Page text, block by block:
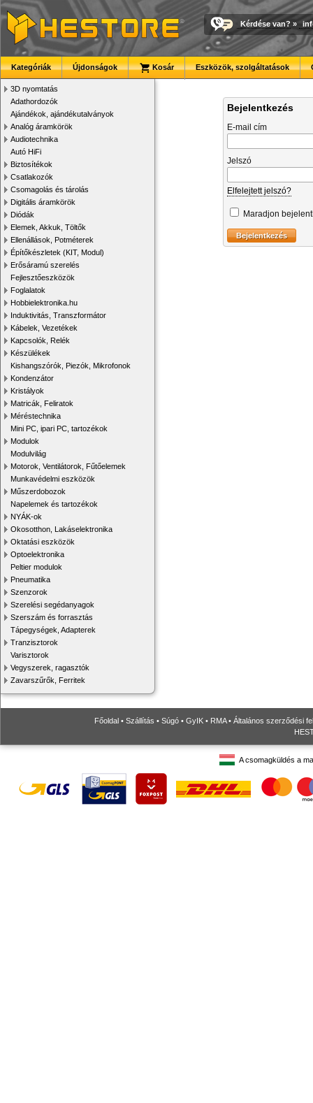
Kérdése van? »
Kategóriák Újdonságok Kosár Eszközök, szolgáltatások
3D nyomtatás
Adathordozók
Ajándékok, ajándékutalványok
Analóg áramkörök
Audiotechnika
Autó HiFi
Biztosítékok
Csatlakozók
Csomagolás és tárolás
Digitális áramkörök
Diódák
Elemek, Akkuk, Töltők
Ellenállások, Potméterek
Építőkészletek (KIT, Modul)
Erősáramú szerelés
Fejlesztőeszközök
Foglalatok
Hobbielektronika.hu
Induktivitás, Transzformátor
Kábelek, Vezetékek
Kapcsolók, Relék
Készülékek
Kishangszórók, Piezók, Mikrofonok
Kondenzátor
Kristályok
Matricák, Feliratok
Méréstechnika
Mini PC, ipari PC, tartozékok
Modulok
Modulvilág
Motorok, Ventilátorok, Fűtőelemek
Munkavédelmi eszközök
Műszerdobozok
Napelemek és tartozékok
NYÁK-ok
Okosotthon, Lakáselektronika
Oktatási eszközök
Optoelektronika
Peltier modulok
Pneumatika
Szenzorok
Szerelési segédanyagok
Szerszám és forrasztás
Tápegységek, Adapterek
Tranzisztorok
Varisztorok
Vegyszerek, ragasztók
Zavarszűrők, Ferritek
Bejelentkezés
E-mail cím
Jelszó
Elfelejtett jelszó?
Maradjon
Főoldal • Szállítás • Súgó • GyIK • RMA• Általános szerződési
A csomagküldés a